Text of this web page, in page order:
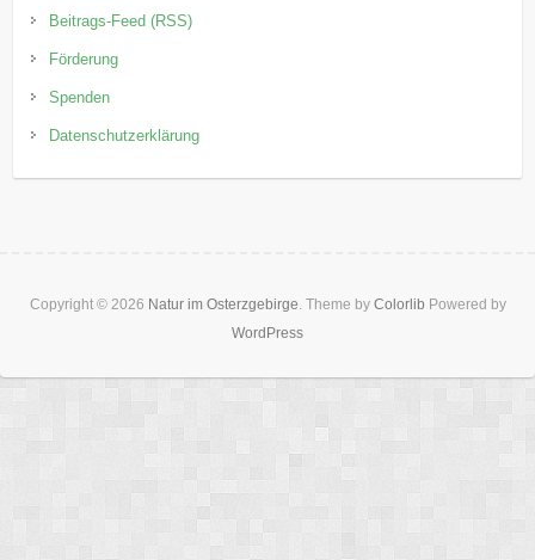
Beitrags-Feed (RSS)
Förderung
Spenden
Datenschutzerklärung
Copyright © 2026 Natur im Osterzgebirge. Theme by Colorlib Powered by
WordPress